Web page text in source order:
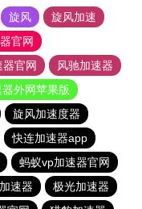
旋风
旋风加速
官网
官网
风驰加速器
外网苹果版
旋风加速度器
快连加速器app
蚂蚁vp加速器官网
速器
极光加速器